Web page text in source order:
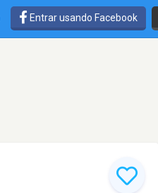
Entrar usando Facebook